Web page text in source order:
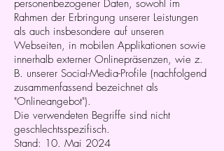
personenbezogener Daten, sowohl im
Rahmen der Erbringung unserer Leistungen
als auch insbesondere auf unseren
Webseiten, in mobilen Applikationen sowie
innerhalb externer Onlinepräsenzen, wie z.
B. unserer Social-Media-Profile (nachfolgend
zusammenfassend bezeichnet als
"Onlineangebot").
Die verwendeten Begriffe sind nicht
geschlechtsspezifisch.
Stand: 10. Mai 2024